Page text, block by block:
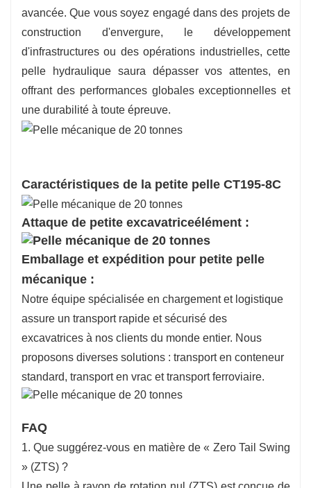
avancée. Que vous soyez engagé dans des projets de
construction d'envergure, le développement
d'infrastructures ou des opérations industrielles, cette
pelle hydraulique saura dépasser vos attentes, en
offrant des performances globales exceptionnelles et
une durabilité à toute épreuve.
Caractéristiques de la petite pelle CT195-8C
Attaque de petite excavatriceélément :
Emballage et expédition pour petite pelle
mécanique :
Notre équipe spécialisée en chargement et logistique
assure un transport rapide et sécurisé des
excavatrices à nos clients du monde entier. Nous
proposons diverses solutions : transport en conteneur
standard, transport en vrac et transport ferroviaire.
FAQ
1. Que suggérez-vous en matière de « Zero Tail Swing
» (ZTS) ?